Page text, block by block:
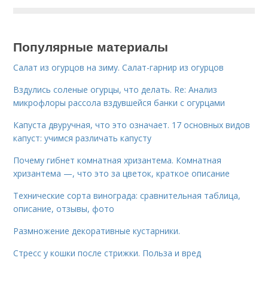
Популярные материалы
Салат из огурцов на зиму. Салат-гарнир из огурцов
Вздулись соленые огурцы, что делать. Re: Анализ
микрофлоры рассола вздувшейся банки с огурцами
Капуста двуручная, что это означает. 17 основных видов
капуст: учимся различать капусту
Почему гибнет комнатная хризантема. Комнатная
хризантема —, что это за цветок, краткое описание
Технические сорта винограда: сравнительная таблица,
описание, отзывы, фото
Размножение декоративные кустарники.
Стресс у кошки после стрижки. Польза и вред